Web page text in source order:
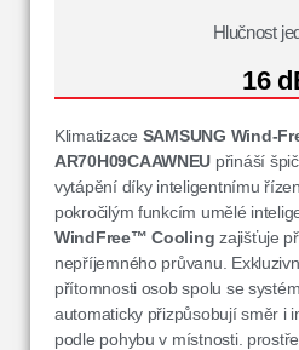
Hlučnost
16
Klimatizace SAMSUNG Wind-
AR70H09CAAWNEU přináší
vytápění díky inteligentnímu
pokročilým funkcím umělé
WindFree™ Cooling zajišťuje
nepříjemného průvanu.
přítomnosti osob spolu se
automaticky přizpůsobují směr i
podle pohybu v místnosti.